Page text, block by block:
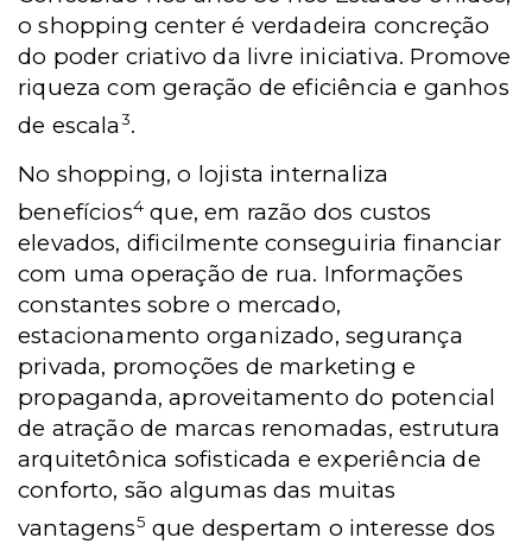
o shopping center é verdadeira concreção
do poder criativo da livre iniciativa. Promove
riqueza com geração de eficiência e ganhos
de escala3.
No shopping, o lojista internaliza
benefícios4 que, em razão dos custos
elevados, dificilmente conseguiria financiar
com uma operação de rua. Informações
constantes sobre o mercado,
estacionamento organizado, segurança
privada, promoções de marketing e
propaganda, aproveitamento do potencial
de atração de marcas renomadas, estrutura
arquitetônica sofisticada e experiência de
conforto, são algumas das muitas
vantagens5 que despertam o interesse dos